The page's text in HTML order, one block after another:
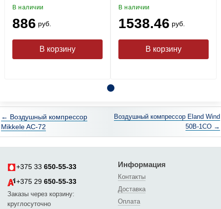
В наличии
886 руб.
В наличии
1538.46 руб.
← Воздушный компрессор
Mikkele AC-72
Воздушный компрессор Eland Wind
50B-1CO →
+375 33 650-55-33
+375 29 650-55-33
Заказы через корзину:
круглосуточно
Информация
Контакты
Доставка
Оплата